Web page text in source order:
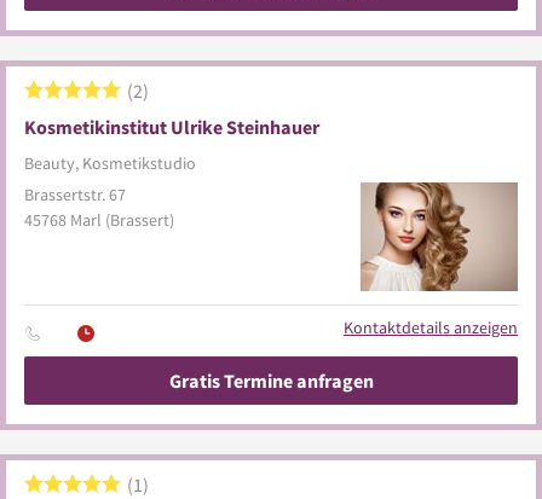
Kosmetikinstitut Ulrike Steinhauer
Beauty, Kosmetikstudio
2
Brassertstr. 67
45768 Marl (Brassert)
Kontaktdetails anzeigen
Gratis Termine anfragen
1